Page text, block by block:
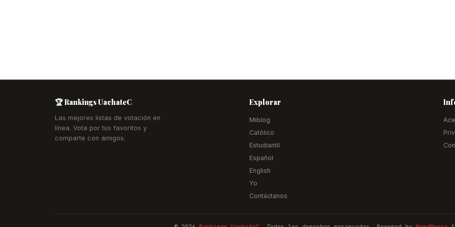
🏆 Rankings UachateC
Las mejores listas de votación en
línea. Vota por tus favoritos y
comparte con amigos.
Explorar
Miblog
Católico
Estudiantil
Español
English
Yo
Contáctanos